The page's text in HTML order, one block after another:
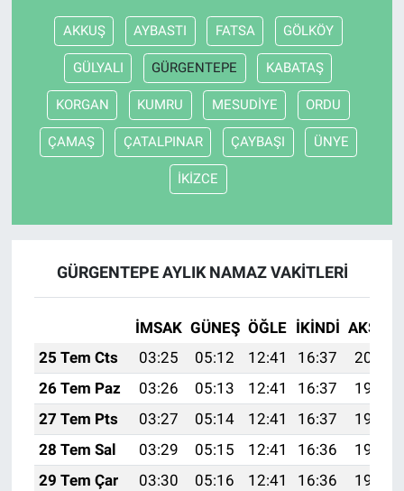
AKKUŞ AYBASTI FATSA GÖLKÖY
GÜLYALI GÜRGENTEPE KABATAŞ
KORGAN KUMRU MESUDİYE ORDU
ÇAMAŞ ÇATALPINAR ÇAYBAŞI ÜNYE
İKİZCE
GÜRGENTEPE AYLIK NAMAZ VAKITLERI
İMSAK GÜNEŞ ÖĞLE İKINDI AKŞAM
25 Tem Cts
03:25 05:12 12:41 16:37
20:00
26 Tem Paz
03:26 05:13 12:41 16:37
19:59
27 Tem Pts
03:27 05:14 12:41 16:37
19:58
28 Tem Sal
03:29 05:15 12:41 16:36
19:57
29 Tem Çar
03:30 05:16 12:41 16:36
19:56